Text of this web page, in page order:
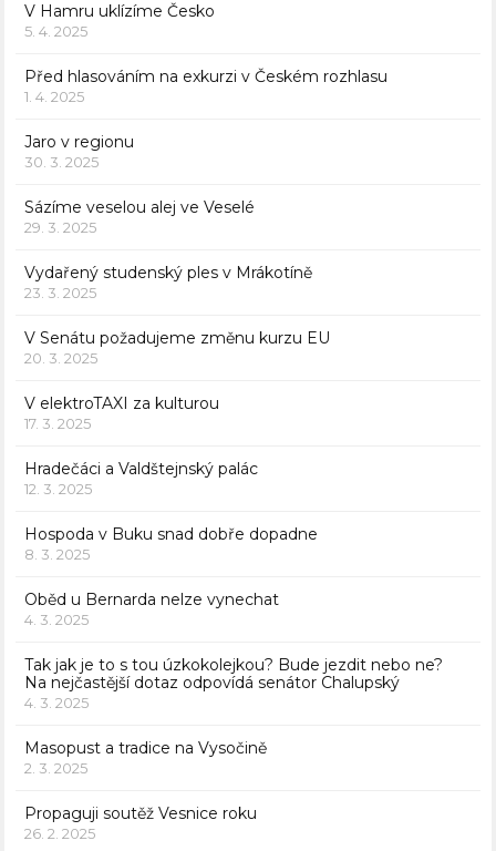
V Hamru uklízíme Česko
5. 4. 2025
Před hlasováním na exkurzi v Českém rozhlasu
1. 4. 2025
Jaro v regionu
30. 3. 2025
Sázíme veselou alej ve Veselé
29. 3. 2025
Vydařený studenský ples v Mrákotíně
23. 3. 2025
V Senátu požadujeme změnu kurzu EU
20. 3. 2025
V elektroTAXI za kulturou
17. 3. 2025
Hradečáci a Valdštejnský palác
12. 3. 2025
Hospoda v Buku snad dobře dopadne
8. 3. 2025
Oběd u Bernarda nelze vynechat
4. 3. 2025
Tak jak je to s tou úzkokolejkou? Bude jezdit nebo ne?
Na nejčastější dotaz odpovídá senátor Chalupský
4. 3. 2025
Masopust a tradice na Vysočině
2. 3. 2025
Propaguji soutěž Vesnice roku
26. 2. 2025